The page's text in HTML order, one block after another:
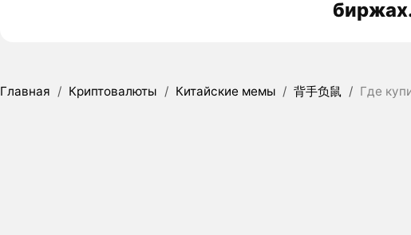
Главная / Криптовалюты / Китайские мемы / 背手负鼠 / Где